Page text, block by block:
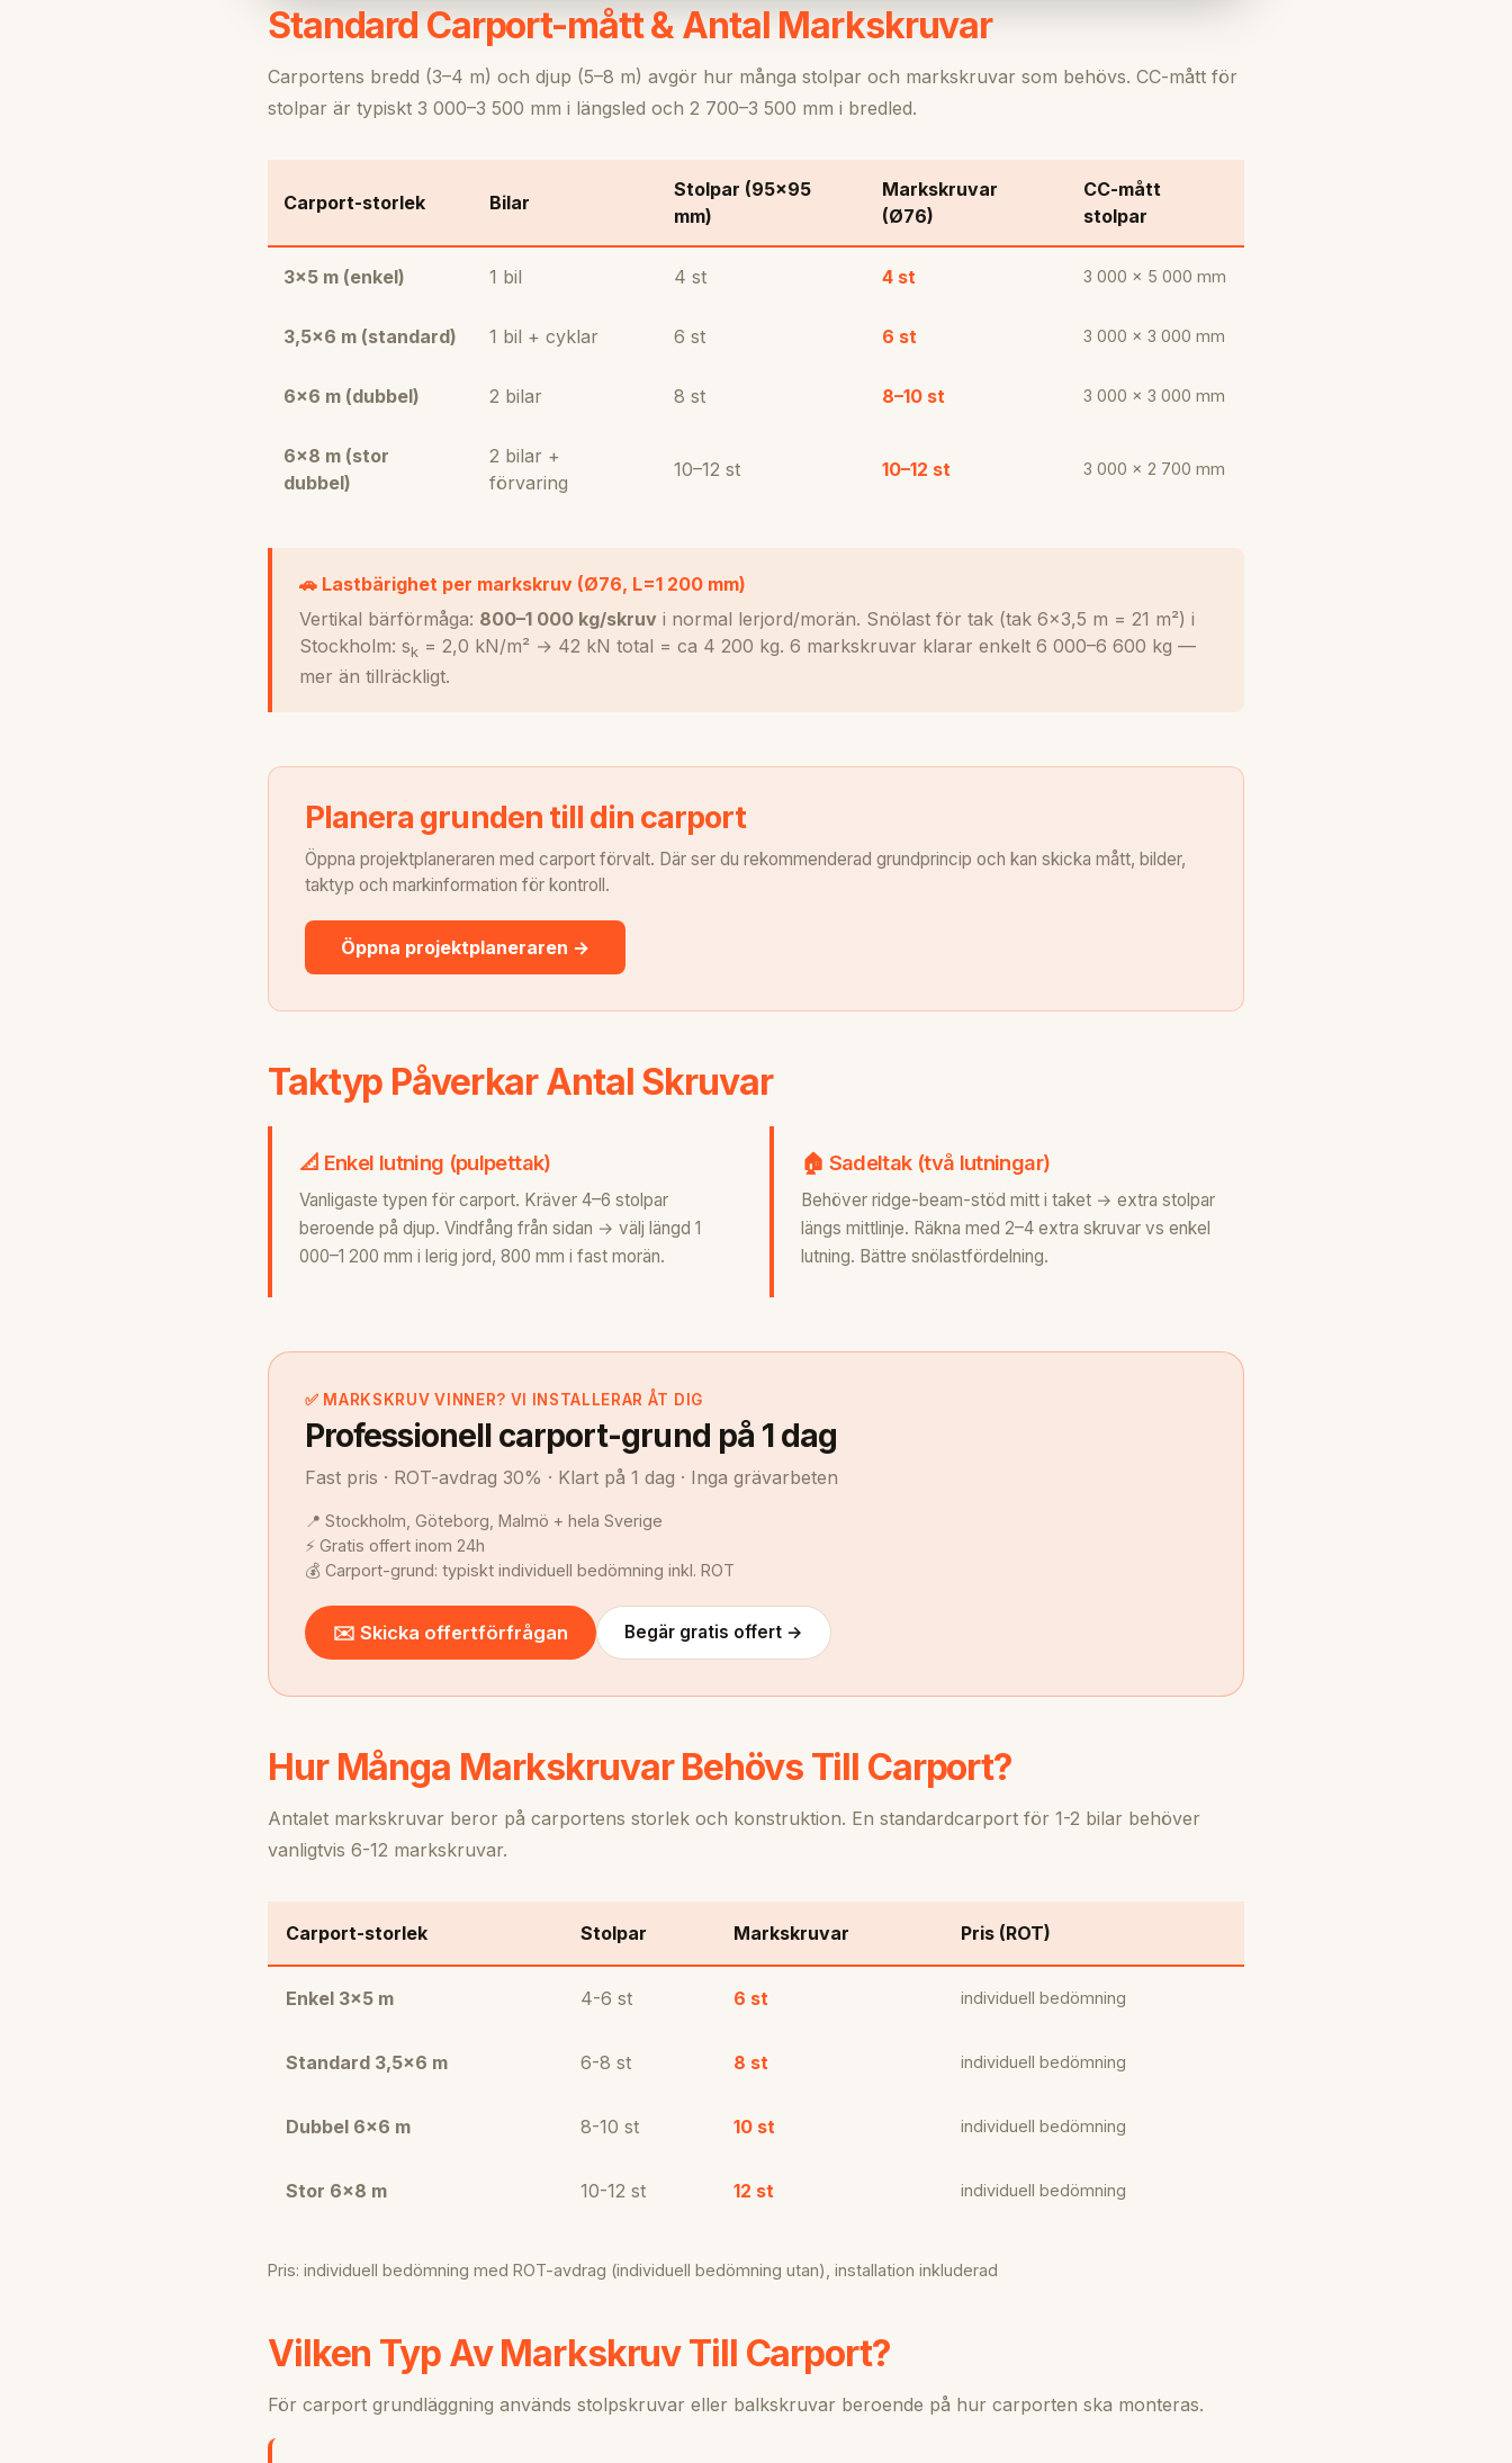
Standard Carport-mått & Antal Markskruvar
Carportens bredd (3–4 m) och djup (5–8 m) avgör hur många stolpar och markskruvar som behövs. CC-mått för
stolpar är typiskt 3 000–3 500 mm i längsled och 2 700–3 500 mm i bredled.
Carport-storlek Bilar
Stolpar (95×95
mm)
Markskruvar
(Ø76)
CC-mått
stolpar
3×5 m (enkel) 1 bil 4 st 4 st 3 000 × 5 000 mm
3,5×6 m (standard) 1 bil + cyklar 6 st 6 st 3 000 × 3 000 mm
6×6 m (dubbel) 2 bilar 8 st 8–10 st 3 000 × 3 000 mm
6×8 m (stor
dubbel)
2 bilar +
förvaring
10–12 st 10–12 st 3 000 × 2 700 mm
🚗 Lastbärighet per markskruv (Ø76, L=1 200 mm)
Vertikal bärförmåga: 800–1 000 kg/skruv i normal lerjord/morän. Snölast för tak (tak 6×3,5 m = 21 m²) i
Stockholm: sk = 2,0 kN/m² → 42 kN total = ca 4 200 kg. 6 markskruvar klarar enkelt 6 000–6 600 kg —
mer än tillräckligt.
Planera grunden till din carport
Öppna projektplaneraren med carport förvalt. Där ser du rekommenderad grundprincip och kan skicka mått, bilder,
taktyp och markinformation för kontroll.
Öppna projektplaneraren →
Taktyp Påverkar Antal Skruvar
📐 Enkel lutning (pulpettak)
Vanligaste typen för carport. Kräver 4–6 stolpar
beroende på djup. Vindfång från sidan → välj längd 1
000–1 200 mm i lerig jord, 800 mm i fast morän.
🏠 Sadeltak (två lutningar)
Behöver ridge-beam-stöd mitt i taket → extra stolpar
längs mittlinje. Räkna med 2–4 extra skruvar vs enkel
lutning. Bättre snölastfördelning.
✅ MARKSKRUV VINNER? VI INSTALLERAR ÅT DIG
Professionell carport-grund på 1 dag
Fast pris · ROT-avdrag 30% · Klart på 1 dag · Inga grävarbeten
📍 Stockholm, Göteborg, Malmö + hela Sverige
⚡ Gratis offert inom 24h
💰 Carport-grund: typiskt individuell bedömning inkl. ROT
✉️ Skicka offertförfrågan Begär gratis offert →
Hur Många Markskruvar Behövs Till Carport?
Antalet markskruvar beror på carportens storlek och konstruktion. En standardcarport för 1-2 bilar behöver
vanligtvis 6-12 markskruvar.
Carport-storlek Stolpar Markskruvar Pris (ROT)
Enkel 3×5 m 4-6 st 6 st individuell bedömning
Standard 3,5×6 m 6-8 st 8 st individuell bedömning
Dubbel 6×6 m 8-10 st 10 st individuell bedömning
Stor 6×8 m 10-12 st 12 st individuell bedömning
Pris: individuell bedömning med ROT-avdrag (individuell bedömning utan), installation inkluderad
Vilken Typ Av Markskruv Till Carport?
För carport grundläggning används stolpskruvar eller balkskruvar beroende på hur carporten ska monteras.